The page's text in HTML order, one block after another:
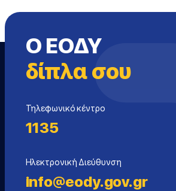
Ο ΕΟΔΥ
δίπλα σου
Τηλεφωνικό κέντρο
1135
Ηλεκτρονική Διεύθυνση
info@eody.gov.gr